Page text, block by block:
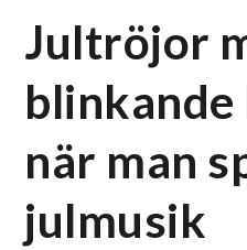
Jultröjor
när man
julmusik